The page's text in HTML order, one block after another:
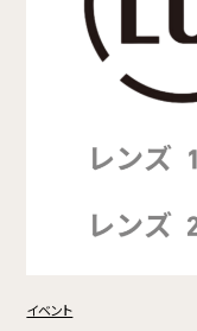
イベント